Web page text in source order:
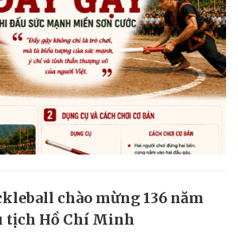
chào mừng 136 năm
tịch Hồ Chí Minh